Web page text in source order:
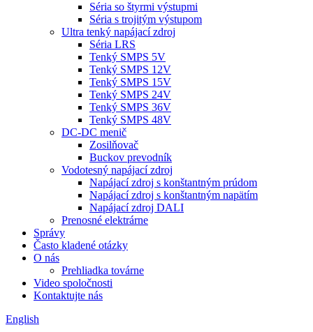
Séria so štyrmi výstupmi
Séria s trojitým výstupom
Ultra tenký napájací zdroj
Séria LRS
Tenký SMPS 5V
Tenký SMPS 12V
Tenký SMPS 15V
Tenký SMPS 24V
Tenký SMPS 36V
Tenký SMPS 48V
DC-DC menič
Zosilňovač
Buckov prevodník
Vodotesný napájací zdroj
Napájací zdroj s konštantným prúdom
Napájací zdroj s konštantným napätím
Napájací zdroj DALI
Prenosné elektrárne
Správy
Často kladené otázky
O nás
Prehliadka továrne
Video spoločnosti
Kontaktujte nás
English